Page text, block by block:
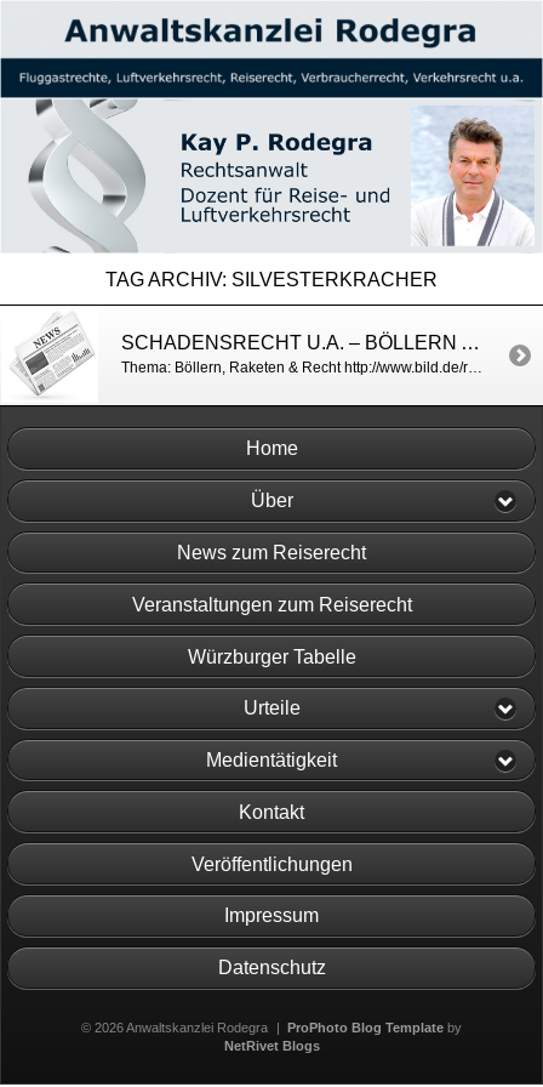
TAG ARCHIV: SILVESTERKRACHER
SCHADENSRECHT U.A. – BÖLLERN AN SILVESTER / BILD
Thema: Böllern, Raketen & Recht http://www.bild.de/ratgeber/2014/silvester/was-ihre-boellerwahl-ueber-sie-verraet-39139410.bild.html
Home
Über
News zum Reiserecht
Veranstaltungen zum Reiserecht
Würzburger Tabelle
Urteile
Medientätigkeit
Kontakt
Veröffentlichungen
Impressum
Datenschutz
© 2026 Anwaltskanzlei Rodegra | ProPhoto Blog Template by
NetRivet Blogs